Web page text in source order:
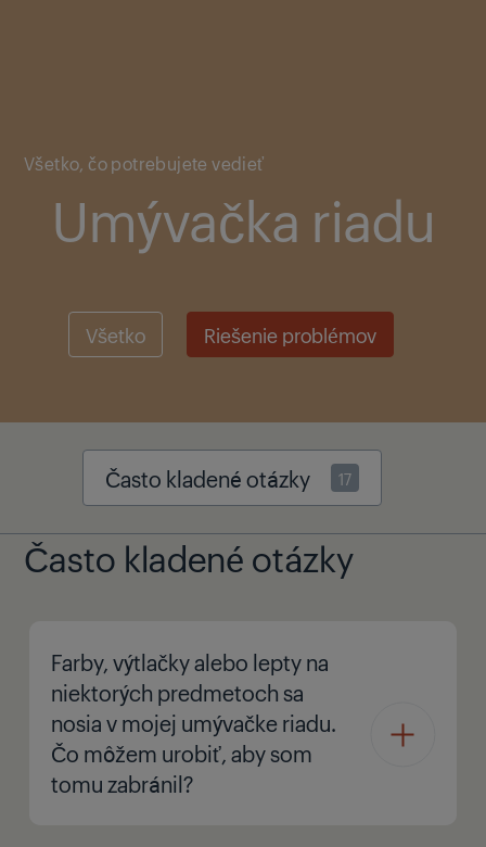
Všetko, čo potrebujete vedieť
Umývačka riadu
Všetko Riešenie problémov
Často kladené otázky 17
Často kladené otázky
Farby, výtlačky alebo lepty na
niektorých predmetoch sa
nosia v mojej umývačke riadu.
Čo môžem urobiť, aby som
tomu zabránil?